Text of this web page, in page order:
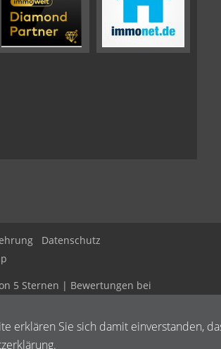
erklären Sie sich damit einverstanden,
Datenschutz
5 Sternen | Bewertungen bei